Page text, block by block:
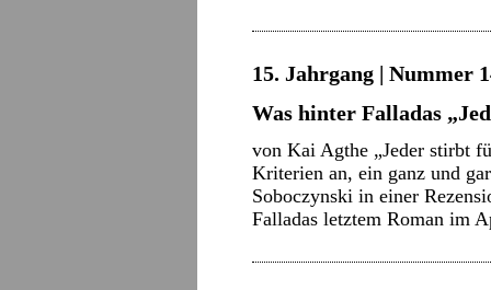
15. Jahrgang | Nummer
Was hinter Falladas
von Kai Agthe „Jeder stirbt
Kriterien an, ein ganz und
Soboczynski in einer
Falladas letztem Roman im